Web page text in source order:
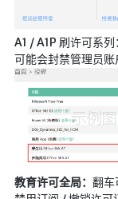
A1 / A1P 刷许可系
可能会封禁管理员账
教育许可全局： 翻车
🎮小游
红白机
dos游
在线
特效地